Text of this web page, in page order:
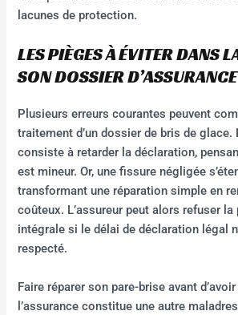
lacunes de protection.
LES PIÈGES À ÉVITER DANS
SON DOSSIER D’ASSURANCE
Plusieurs erreurs courantes peuvent
traitement d’un dossier de bris de glace.
consiste à retarder la déclaration,
est mineur. Or, une fissure négligée
transformant une réparation simple en
coûteux. L’assureur peut alors refuser
intégrale si le délai de déclaration légal
respecté.
Faire réparer son pare-brise avant
l’assurance constitue une autre